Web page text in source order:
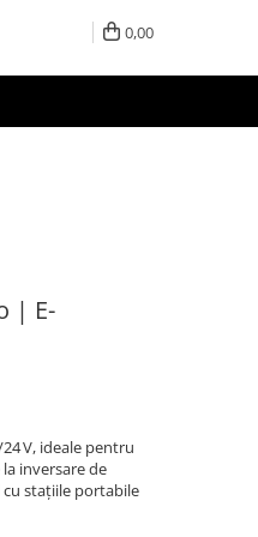
0,00
| E-
V, ideale pentru
inversare de
stațiile portabile